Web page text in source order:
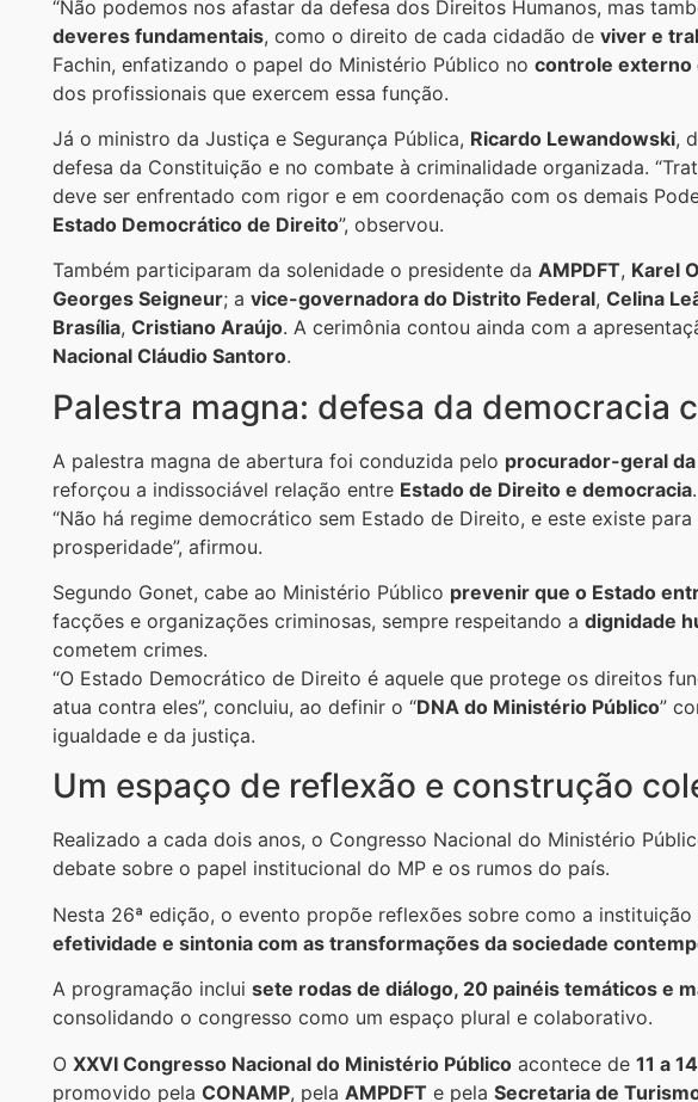
“Não podemos nos afastar da defesa dos Direitos Humanos, mas
deveres fundamentais, como o direito de cada cidadão de viver e
Fachin, enfatizando o papel do Ministério Público no controle externo
dos profissionais que exercem essa função.
Já o ministro da Justiça e Segurança Pública, Ricardo Lewandowski,
defesa da Constituição e no combate à criminalidade organizada.
deve ser enfrentado com rigor e em coordenação com os demais
Estado Democrático de Direito”, observou.
Também participaram da solenidade o presidente da AMPDFT, Karel
Georges Seigneur; a vice-governadora do Distrito Federal, Celina
Brasília, Cristiano Araújo. A cerimônia contou ainda com a
Nacional Cláudio Santoro.
Palestra magna: defesa da democracia
A palestra magna de abertura foi conduzida pelo procurador-geral da
reforçou a indissociável relação entre Estado de Direito e democracia.
“Não há regime democrático sem Estado de Direito, e este existe
prosperidade”, afirmou.
Segundo Gonet, cabe ao Ministério Público prevenir que o Estado
facções e organizações criminosas, sempre respeitando a dignidade
cometem crimes.
“O Estado Democrático de Direito é aquele que protege os direitos
atua contra eles”, concluiu, ao definir o “DNA do Ministério Público”
igualdade e da justiça.
Um espaço de reflexão e construção
Realizado a cada dois anos, o Congresso Nacional do Ministério
debate sobre o papel institucional do MP e os rumos do país.
Nesta 26ª edição, o evento propõe reflexões sobre como a instituição
efetividade e sintonia com as transformações da sociedade
A programação inclui sete rodas de diálogo, 20 painéis temáticos e
consolidando o congresso como um espaço plural e colaborativo.
O XXVI Congresso Nacional do Ministério Público acontece de 11 a
promovido pela CONAMP, pela AMPDFT e pela Secretaria de